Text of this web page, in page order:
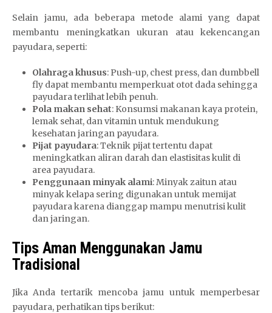
Selain jamu, ada beberapa metode alami yang dapat
membantu meningkatkan ukuran atau kekencangan
payudara, seperti:
Olahraga khusus: Push-up, chest press, dan dumbbell
fly dapat membantu memperkuat otot dada sehingga
payudara terlihat lebih penuh.
Pola makan sehat: Konsumsi makanan kaya protein,
lemak sehat, dan vitamin untuk mendukung
kesehatan jaringan payudara.
Pijat payudara: Teknik pijat tertentu dapat
meningkatkan aliran darah dan elastisitas kulit di
area payudara.
Penggunaan minyak alami: Minyak zaitun atau
minyak kelapa sering digunakan untuk memijat
payudara karena dianggap mampu menutrisi kulit
dan jaringan.
Tips Aman Menggunakan Jamu
Tradisional
Jika Anda tertarik mencoba jamu untuk memperbesar
payudara, perhatikan tips berikut: